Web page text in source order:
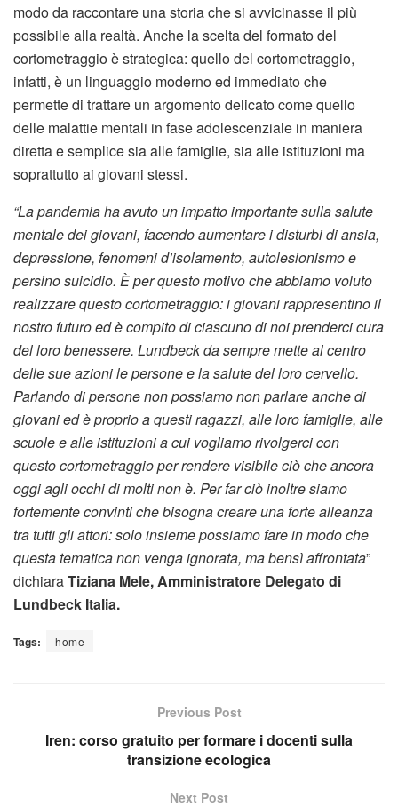
modo da raccontare una storia che si avvicinasse il più
possibile alla realtà. Anche la scelta del formato del
cortometraggio è strategica: quello del cortometraggio,
infatti, è un linguaggio moderno ed immediato che
permette di trattare un argomento delicato come quello
delle malattie mentali in fase adolescenziale in maniera
diretta e semplice sia alle famiglie, sia alle istituzioni ma
soprattutto ai giovani stessi.
“La pandemia ha avuto un impatto importante sulla salute
mentale dei giovani, facendo aumentare i disturbi di ansia,
depressione, fenomeni d’isolamento, autolesionismo e
persino suicidio. È per questo motivo che abbiamo voluto
realizzare questo cortometraggio: i giovani rappresentino il
nostro futuro ed è compito di ciascuno di noi prenderci cura
del loro benessere. Lundbeck da sempre mette al centro
delle sue azioni le persone e la salute del loro cervello.
Parlando di persone non possiamo non parlare anche di
giovani ed è proprio a questi ragazzi, alle loro famiglie, alle
scuole e alle istituzioni a cui vogliamo rivolgerci con
questo cortometraggio per rendere visibile ciò che ancora
oggi agli occhi di molti non è. Per far ciò inoltre siamo
fortemente convinti che bisogna creare una forte alleanza
tra tutti gli attori: solo insieme possiamo fare in modo che
questa tematica non venga ignorata, ma bensì affrontata”
dichiaraTiziana Mele, Amministratore Delegato di
Lundbeck Italia.
Tags: home
Previous Post
Iren: corso gratuito per formare i docenti sulla
transizione ecologica
Next Post